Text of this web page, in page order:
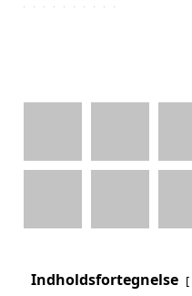
Indholdsfortegnelse